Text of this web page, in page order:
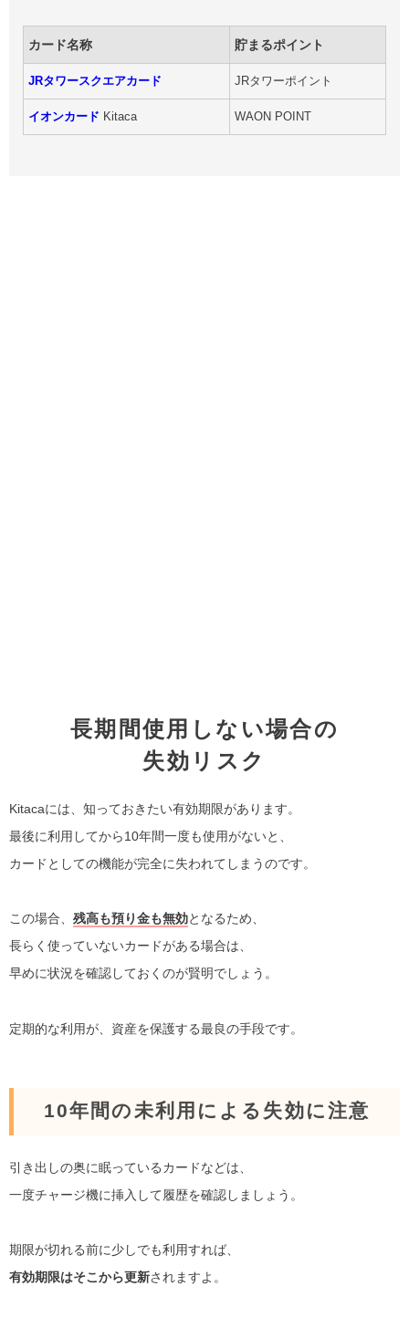
カード名称 貯まるポイント
JRタワースクエアカード JRタワーポイント
イオンカード Kitaca WAON POINT
長期間使用しない場合の
失効リスク
Kitacaには、知っておきたい有効期限があります。
最後に利用してから10年間一度も使用がないと、
カードとしての機能が完全に失われてしまうのです。
この場合、 残高も預り金も無効となるため、
長らく使っていないカードがある場合は、
早めに状況を確認しておくのが賢明でしょう。
定期的な利用が、資産を保護する最良の手段です。
10年間の未利用による失効に注意
引き出しの奥に眠っているカードなどは、
一度チャージ機に挿入して履歴を確認しましょう。
期限が切れる前に少しでも利用すれば、
有効期限はそこから更新されますよ。